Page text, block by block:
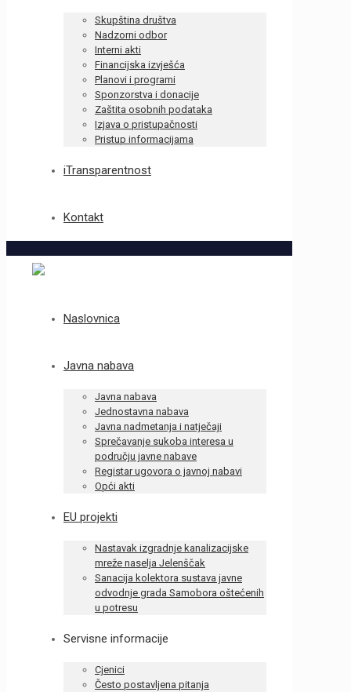
Skupština društva
Nadzorni odbor
Interni akti
Financijska izvješća
Planovi i programi
Sponzorstva i donacije
Zaštita osobnih podataka
Izjava o pristupačnosti
Pristup informacijama
iTransparentnost
Kontakt
Naslovnica
Javna nabava
Javna nabava
Jednostavna nabava
Javna nadmetanja i natječaji
Sprečavanje sukoba interesa u
području javne nabave
Registar ugovora o javnoj nabavi
Opći akti
EU projekti
Nastavak izgradnje kanalizacijske
mreže naselja Jelenščak
Sanacija kolektora sustava javne
odvodnje grada Samobora oštećenih
u potresu
Servisne informacije
Cjenici
Često postavljena pitanja